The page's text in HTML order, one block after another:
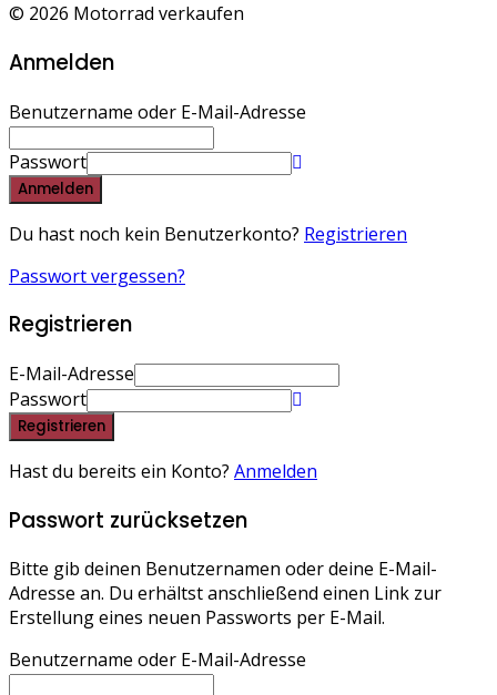
© 2026 Motorrad verkaufen
Anmelden
Benutzername oder E-Mail-Adresse
Passwort
Anmelden
Du hast noch kein Benutzerkonto? Registrieren
Passwort vergessen?
Registrieren
E-Mail-Adresse
Passwort
Registrieren
Hast du bereits ein Konto? Anmelden
Passwort zurücksetzen
Bitte gib deinen Benutzernamen oder deine E-Mail-
Adresse an. Du erhältst anschließend einen Link zur
Erstellung eines neuen Passworts per E-Mail.
Benutzername oder E-Mail-Adresse